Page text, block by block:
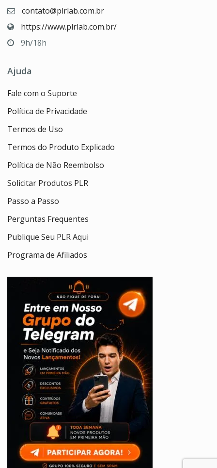
contato@plrlab.com.br
https://www.plrlab.com.br/
9h/18h
Ajuda
Fale com o Suporte
Política de Privacidade
Termos de Uso
Termos do Produto Explicado
Política de Não Reembolso
Solicitar Produtos PLR
Passo a Passo
Perguntas Frequentes
Publique Seu PLR Aqui
Programa de Afiliados